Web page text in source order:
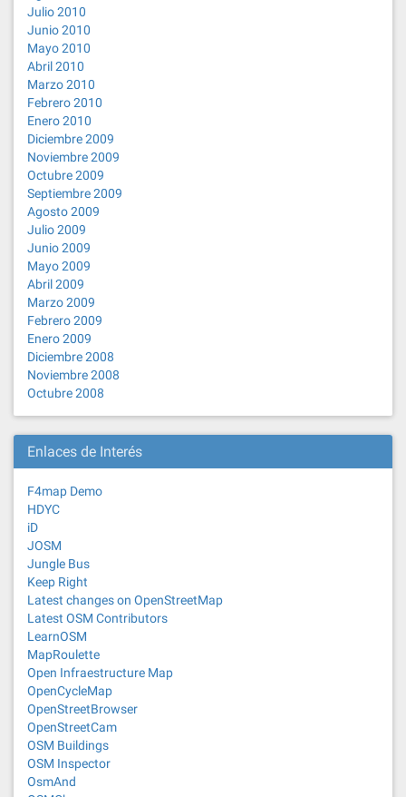
Julio 2010
Junio 2010
Mayo 2010
Abril 2010
Marzo 2010
Febrero 2010
Enero 2010
Diciembre 2009
Noviembre 2009
Octubre 2009
Septiembre 2009
Agosto 2009
Julio 2009
Junio 2009
Mayo 2009
Abril 2009
Marzo 2009
Febrero 2009
Enero 2009
Diciembre 2008
Noviembre 2008
Octubre 2008
Enlaces de Interés
F4map Demo
HDYC
iD
JOSM
Jungle Bus
Keep Right
Latest changes on OpenStreetMap
Latest OSM Contributors
LearnOSM
MapRoulette
Open Infraestructure Map
OpenCycleMap
OpenStreetBrowser
OpenStreetCam
OSM Buildings
OSM Inspector
OsmAnd